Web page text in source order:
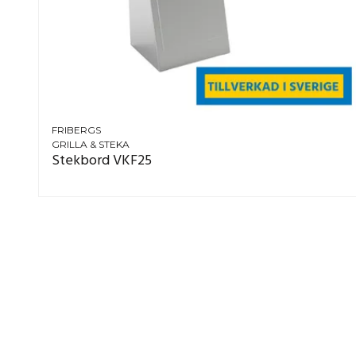
FRIBERGS
GRILLA & STEKA
Stekbord VKF25